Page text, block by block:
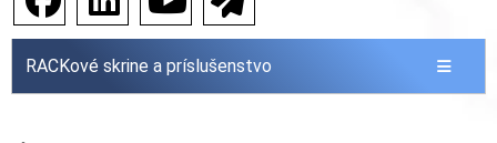
RACKové skrine a príslušenstvo